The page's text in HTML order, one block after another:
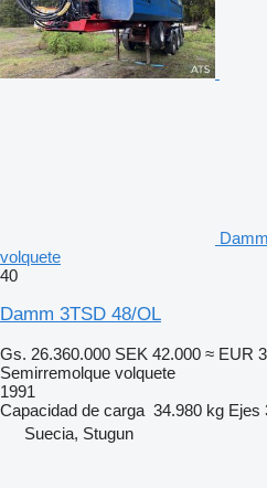
volquete
40
Damm 3TSD 48/OL
Gs. 26.360.000 SEK 42.000 ≈ EUR
Semirremolque volquete
1991
Capacidad de carga 34.980 kg Ejes
Suecia, Stugun